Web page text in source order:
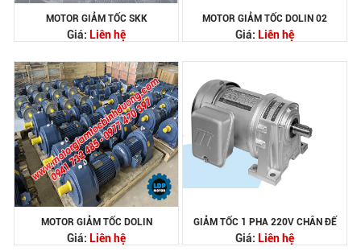
MOTOR GIẢM TỐC SKK
Giá: Liên hệ
MOTOR GIẢM TỐC DOLIN 02
Giá: Liên hệ
MOTOR GIẢM TỐC DOLIN
Giá: Liên hệ
GIẢM TỐC 1 PHA 220V CHÂN ĐẾ
Giá: Liên hệ